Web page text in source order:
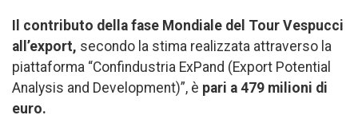
Il contributo della fase Mondiale del Tour Vespucci
all’export, secondo la stima realizzata attraverso la
piattaforma “Confindustria ExPand (Export Potential
Analysis and Development)”, è pari a 479 milioni di
euro.